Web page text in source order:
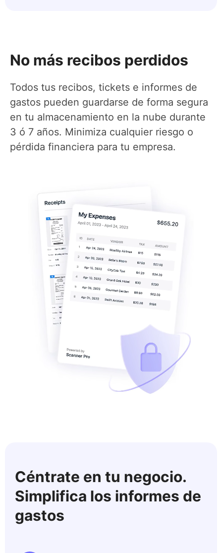
No más recibos perdidos
Todos tus recibos, tickets e informes de
gastos pueden guardarse de forma segura
en tu almacenamiento en la nube durante
3 ó 7 años. Minimiza cualquier riesgo o
pérdida financiera para tu empresa.
Céntrate en tu negocio.
Simplifica los informes de
gastos